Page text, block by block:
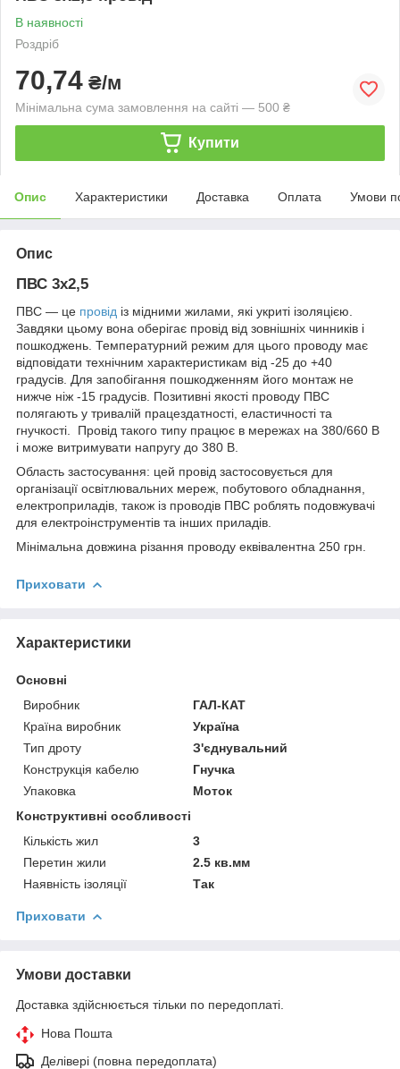
В наявності
Роздріб
70,74 ₴/м
Мінімальна сума замовлення на сайті — 500 ₴
Купити
Опис Характеристики Доставка Оплата Умови
Опис
ПВС 3х2,5
ПВС — це провід із мідними жилами, які укриті ізоляцією.
Завдяки цьому вона оберігає провід від зовнішніх чинників і
пошкоджень. Температурний режим для цього проводу має
відповідати технічним характеристикам від -25 до +40
градусів. Для запобігання пошкодженням його монтаж не
нижче ніж -15 градусів. Позитивні якості проводу ПВС
полягають у тривалій працездатності, еластичності та
гнучкості. Провід такого типу працює в мережах на 380/660 В
і може витримувати напругу до 380 В.
Область застосування: цей провід застосовується для
організації освітлювальних мереж, побутового обладнання,
електроприладів, також із проводів ПВС роблять подовжувачі
для електроінструментів та інших приладів.
Мінімальна довжина різання проводу еквівалентна 250 грн.
Приховати
Характеристики
Основні
Виробник
ГАЛ-КАТ
Країна виробник
Україна
Тип дроту
З'єднувальний
Конструкція кабелю
Гнучка
Упаковка
Моток
Конструктивні особливості
Кількість жил
3
Перетин жили
2.5 кв.мм
Наявність ізоляції
Так
Приховати
Умови доставки
Доставка здійснюється тільки по передоплаті.
Нова Пошта
Делівері (повна передоплата)